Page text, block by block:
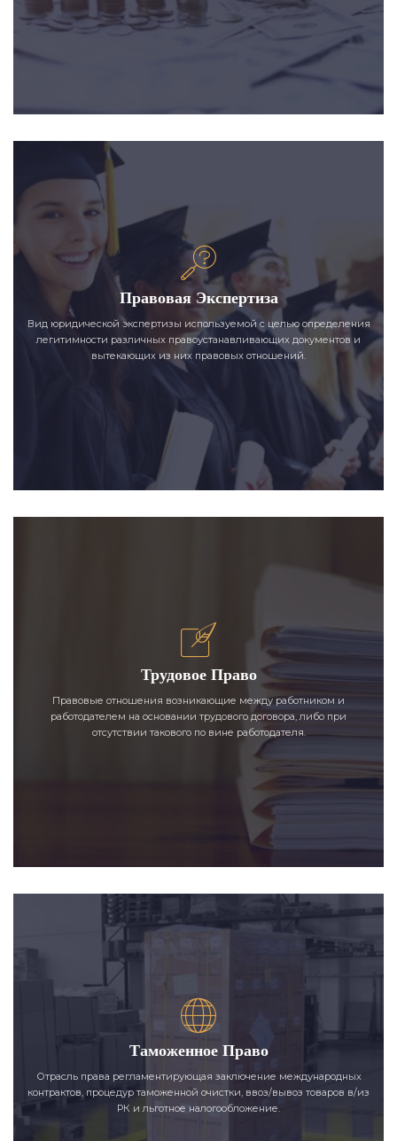
Правовая Экспертиза
Вид юридической экспертизы используемой с целью определения
легитимности различных правоустанавливающих документов и
вытекающих из них правовых отношений.
Трудовое Право
Правовые отношения возникающие между работником и
работодателем на основании трудового договора, либо при
отсутствии такового по вине работодателя.
Таможенное Право
Отрасль права регламентирующая заключение международных
контрактов, процедур таможенной очистки, ввоз/вывоз товаров в/из
РК и льготное налогообложение.